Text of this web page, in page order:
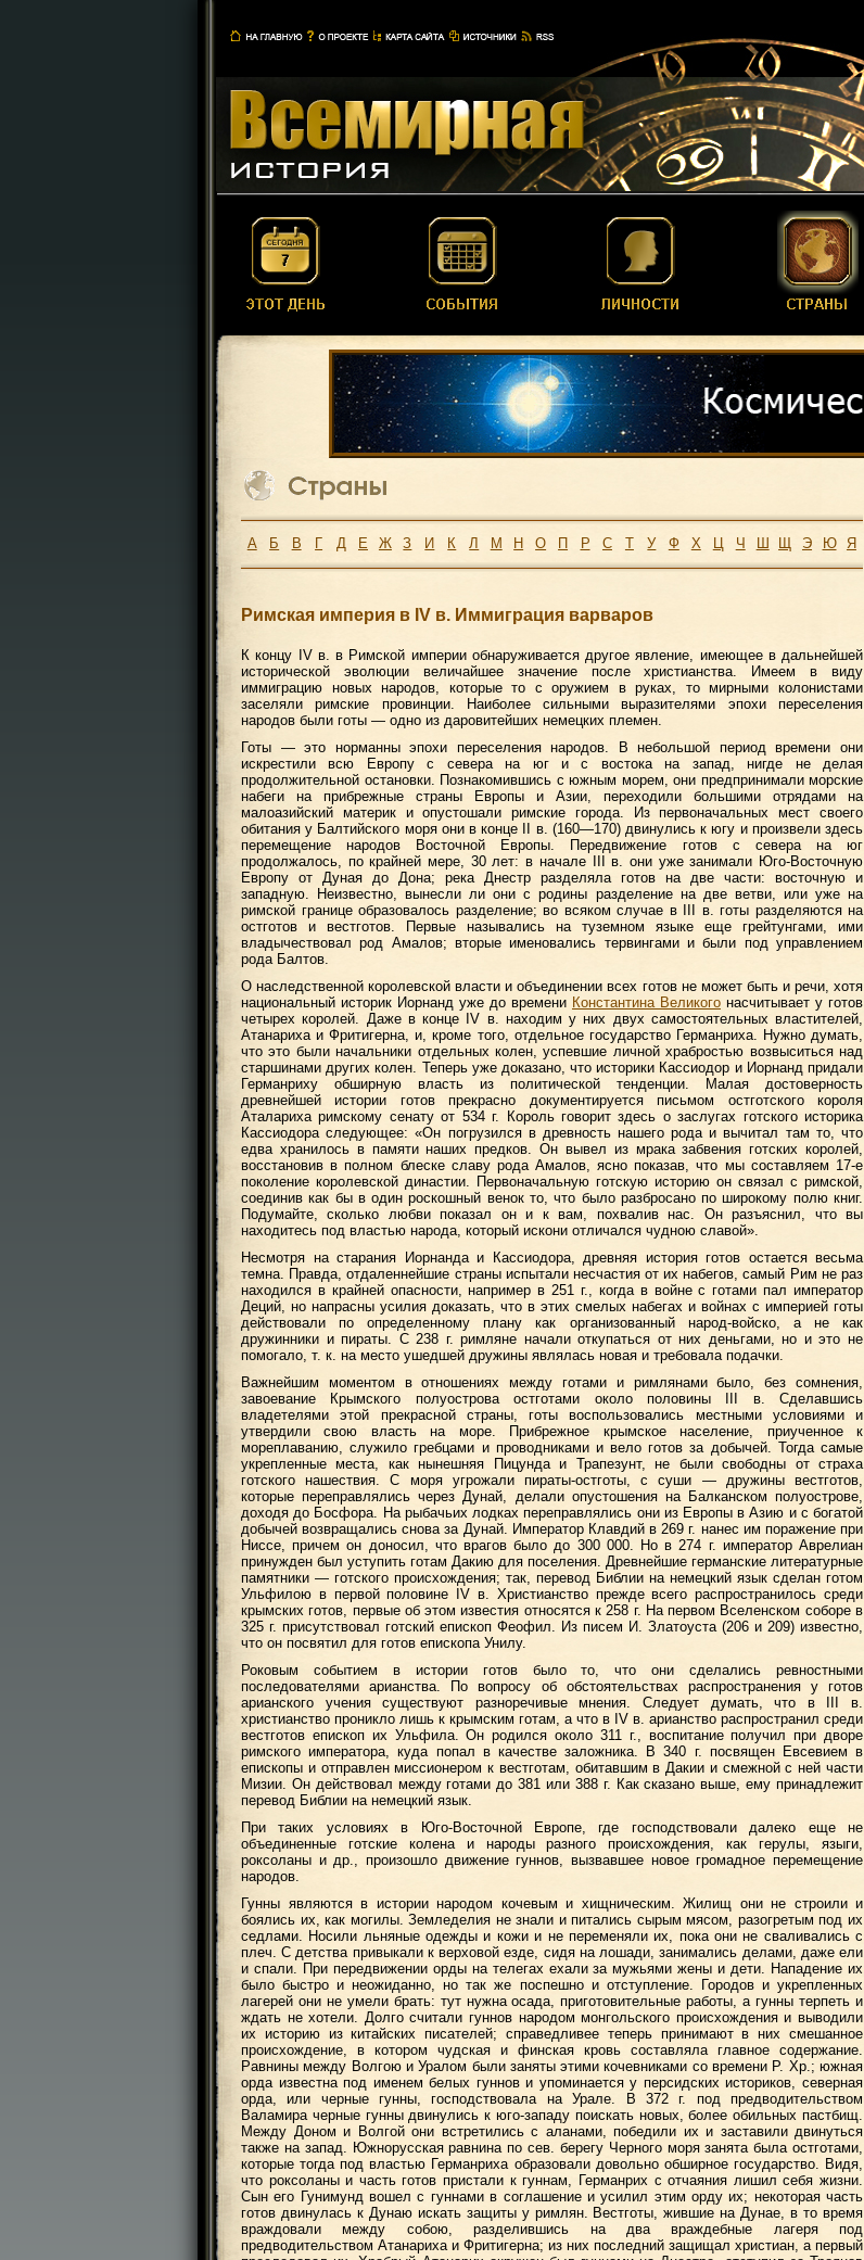
А Б В Г Д Е Ж З И К Л М Н О П Р С Т У Ф Х Ц Ч Ш Щ Э Ю Я
Римская империя в IV в. Иммиграция варваров
К концу IV в. в Римской империи обнаруживается другое явление, имеющее в дальнейшей
исторической эволюции величайшее значение после христианства. Имеем в виду
иммиграцию новых народов, которые то с оружием в руках, то мирными колонистами
заселяли римские провинции. Наиболее сильными выразителями эпохи переселения
народов были готы — одно из даровитейших немецких племен.
Готы — это норманны эпохи переселения народов. В небольшой период времени они
искрестили всю Европу с севера на юг и с востока на запад, нигде не делая
продолжительной остановки. Познакомившись с южным морем, они предпринимали морские
набеги на прибрежные страны Европы и Азии, переходили большими отрядами на
малоазийский материк и опустошали римские города. Из первоначальных мест своего
обитания у Балтийского моря они в конце II в. (160—170) двинулись к югу и произвели здесь
перемещение народов Восточной Европы. Передвижение готов с севера на юг
продолжалось, по крайней мере, 30 лет: в начале III в. они уже занимали Юго-Восточную
Европу от Дуная до Дона; река Днестр разделяла готов на две части: восточную и
западную. Неизвестно, вынесли ли они с родины разделение на две ветви, или уже на
римской границе образовалось разделение; во всяком случае в III в. готы разделяются на
остготов и вестготов. Первые назывались на туземном языке еще грейтунгами, ими
владычествовал род Амалов; вторые именовались тервингами и были под управлением
рода Балтов.
О наследственной королевской власти и объединении всех готов не может быть и речи, хотя
национальный историк Иорнанд уже до времени Константина Великого насчитывает у готов
четырех королей. Даже в конце IV в. находим у них двух самостоятельных властителей,
Атанариха и Фритигерна, и, кроме того, отдельное государство Германриха. Нужно думать,
что это были начальники отдельных колен, успевшие личной храбростью возвыситься над
старшинами других колен. Теперь уже доказано, что историки Кассиодор и Иорнанд придали
Германриху обширную власть из политической тенденции. Малая достоверность
древнейшей истории готов прекрасно документируется письмом остготского короля
Аталариха римскому сенату от 534 г. Король говорит здесь о заслугах готского историка
Кассиодора следующее: «Он погрузился в древность нашего рода и вычитал там то, что
едва хранилось в памяти наших предков. Он вывел из мрака забвения готских королей,
восстановив в полном блеске славу рода Амалов, ясно показав, что мы составляем 17-е
поколение королевской династии. Первоначальную готскую историю он связал с римской,
соединив как бы в один роскошный венок то, что было разбросано по широкому полю книг.
Подумайте, сколько любви показал он и к вам, похвалив нас. Он разъяснил, что вы
находитесь под властью народа, который искони отличался чудною славой».
Несмотря на старания Иорнанда и Кассиодора, древняя история готов остается весьма
темна. Правда, отдаленнейшие страны испытали несчастия от их набегов, самый Рим не раз
находился в крайней опасности, например в 251 г., когда в войне с готами пал император
Деций, но напрасны усилия доказать, что в этих смелых набегах и войнах с империей готы
действовали по определенному плану как организованный народ-войско, а не как
дружинники и пираты. С 238 г. римляне начали откупаться от них деньгами, но и это не
помогало, т. к. на место ушедшей дружины являлась новая и требовала подачки.
Важнейшим моментом в отношениях между готами и римлянами было, без сомнения,
завоевание Крымского полуострова остготами около половины III в. Сделавшись
владетелями этой прекрасной страны, готы воспользовались местными условиями и
утвердили свою власть на море. Прибрежное крымское население, приученное к
мореплаванию, служило гребцами и проводниками и вело готов за добычей. Тогда самые
укрепленные места, как нынешняя Пицунда и Трапезунт, не были свободны от страха
готского нашествия. С моря угрожали пираты-остготы, с суши — дружины вестготов,
которые переправлялись через Дунай, делали опустошения на Балканском полуострове,
доходя до Босфора. На рыбачьих лодках переправлялись они из Европы в Азию и с богатой
добычей возвращались снова за Дунай. Император Клавдий в 269 г. нанес им поражение при
Ниссе, причем он доносил, что врагов было до 300 000. Но в 274 г. император Аврелиан
принужден был уступить готам Дакию для поселения. Древнейшие германские литературные
памятники — готского происхождения; так, перевод Библии на немецкий язык сделан готом
Ульфилою в первой половине IV в. Христианство прежде всего распространилось среди
крымских готов, первые об этом известия относятся к 258 г. На первом Вселенском соборе в
325 г. присутствовал готский епископ Феофил. Из писем И. Златоуста (206 и 209) известно,
что он посвятил для готов епископа Унилу.
Роковым событием в истории готов было то, что они сделались ревностными
последователями арианства. По вопросу об обстоятельствах распространения у готов
арианского учения существуют разноречивые мнения. Следует думать, что в III в.
христианство проникло лишь к крымским готам, а что в IV в. арианство распространил среди
вестготов епископ их Ульфила. Он родился около 311 г., воспитание получил при дворе
римского императора, куда попал в качестве заложника. В 340 г. посвящен Евсевием в
епископы и отправлен миссионером к вестготам, обитавшим в Дакии и смежной с ней части
Мизии. Он действовал между готами до 381 или 388 г. Как сказано выше, ему принадлежит
перевод Библии на немецкий язык.
При таких условиях в Юго-Восточной Европе, где господствовали далеко еще не
объединенные готские колена и народы разного происхождения, как герулы, языги,
роксоланы и др., произошло движение гуннов, вызвавшее новое громадное перемещение
народов.
Гунны являются в истории народом кочевым и хищническим. Жилищ они не строили и
боялись их, как могилы. Земледелия не знали и питались сырым мясом, разогретым под их
седлами. Носили льняные одежды и кожи и не переменяли их, пока они не сваливались с
плеч. С детства привыкали к верховой езде, сидя на лошади, занимались делами, даже ели
и спали. При передвижении орды на телегах ехали за мужьями жены и дети. Нападение их
было быстро и неожиданно, но так же поспешно и отступление. Городов и укрепленных
лагерей они не умели брать: тут нужна осада, приготовительные работы, а гунны терпеть и
ждать не хотели. Долго считали гуннов народом монгольского происхождения и выводили
их историю из китайских писателей; справедливее теперь принимают в них смешанное
происхождение, в котором чудская и финская кровь составляла главное содержание.
Равнины между Волгою и Уралом были заняты этими кочевниками со времени Р. Хр.; южная
орда известна под именем белых гуннов и упоминается у персидских историков, северная
орда, или черные гунны, господствовала на Урале. В 372 г. под предводительством
Валамира черные гунны двинулись к юго-западу поискать новых, более обильных пастбищ.
Между Доном и Волгой они встретились с аланами, победили их и заставили двинуться
также на запад. Южнорусская равнина по сев. берегу Черного моря занята была остготами,
которые тогда под властью Германриха образовали довольно обширное государство. Видя,
что роксоланы и часть готов пристали к гуннам, Германрих с отчаяния лишил себя жизни.
Сын его Гунимунд вошел с гуннами в соглашение и усилил этим орду их; некоторая часть
готов двинулась к Дунаю искать защиты у римлян. Вестготы, жившие на Дунае, в то время
враждовали между собою, разделившись на два враждебные лагеря под
предводительством Атанариха и Фритигерна; из них последний защищал христиан, а первый